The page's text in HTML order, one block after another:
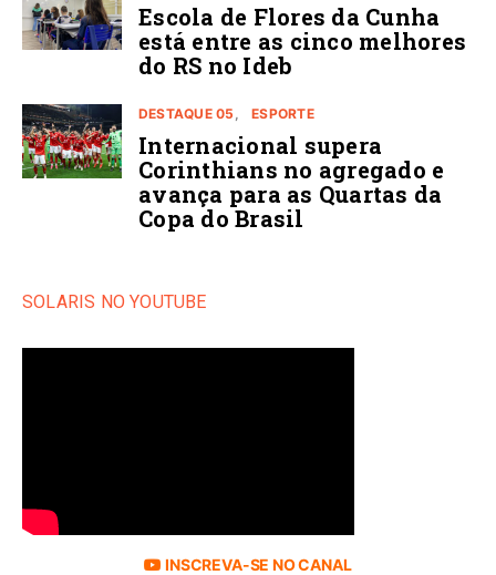
Escola de Flores da Cunha
está entre as cinco melhores
do RS no Ideb
DESTAQUE 05 ESPORTE
Internacional supera
Corinthians no agregado e
avança para as Quartas da
Copa do Brasil
SOLARIS NO YOUTUBE
INSCREVA-SE NO CANAL